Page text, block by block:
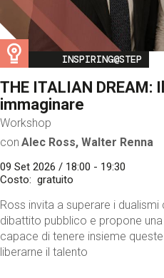
Image
INSPIRING@STEP
THE ITALIAN DREAM:
immaginare
Workshop
con Alec Ross, Walter Renna
09 Set 2026 / 18:00 - 19:30
Costo
gratuito
Ross invita a superare i
dibattito pubblico e propone
capace di tenere insieme
liberarne il talento